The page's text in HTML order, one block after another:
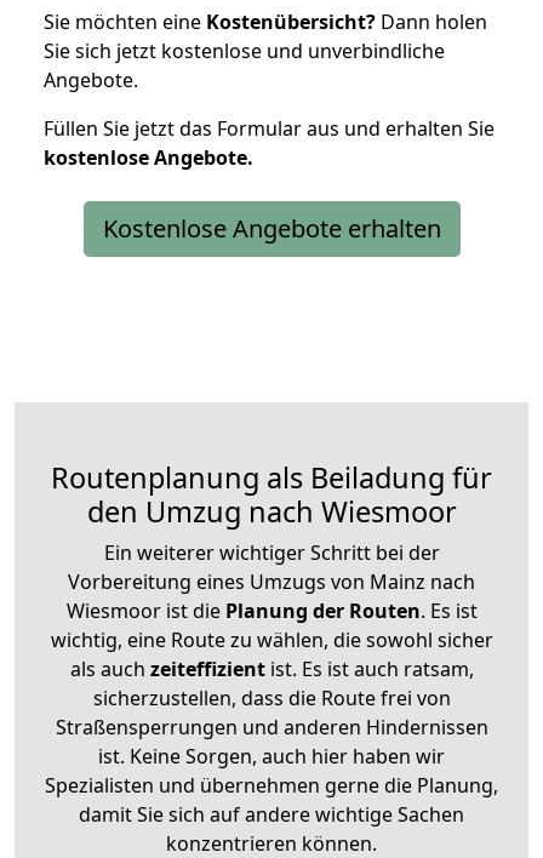
Sie möchten eine Kostenübersicht? Dann holen
Sie sich jetzt kostenlose und unverbindliche
Angebote.
Füllen Sie jetzt das Formular aus und erhalten Sie
kostenloseAngebote.
Kostenlose Angebote erhalten
Routenplanung als Beiladung für
den Umzug nach Wiesmoor
Ein weiterer wichtiger Schritt bei der
Vorbereitung eines Umzugs von Mainz nach
Wiesmoor ist diePlanung der Routen. Es ist
wichtig, eine Route zu wählen, die sowohl sicher
als auch zeiteffizientist. Es ist auch ratsam,
sicherzustellen, dass die Route frei von
Straßensperrungen und anderen Hindernissen
ist. Keine Sorgen, auch hier haben wir
Spezialisten und übernehmen gerne die Planung,
damit Sie sich auf andere wichtige Sachen
konzentrieren können.